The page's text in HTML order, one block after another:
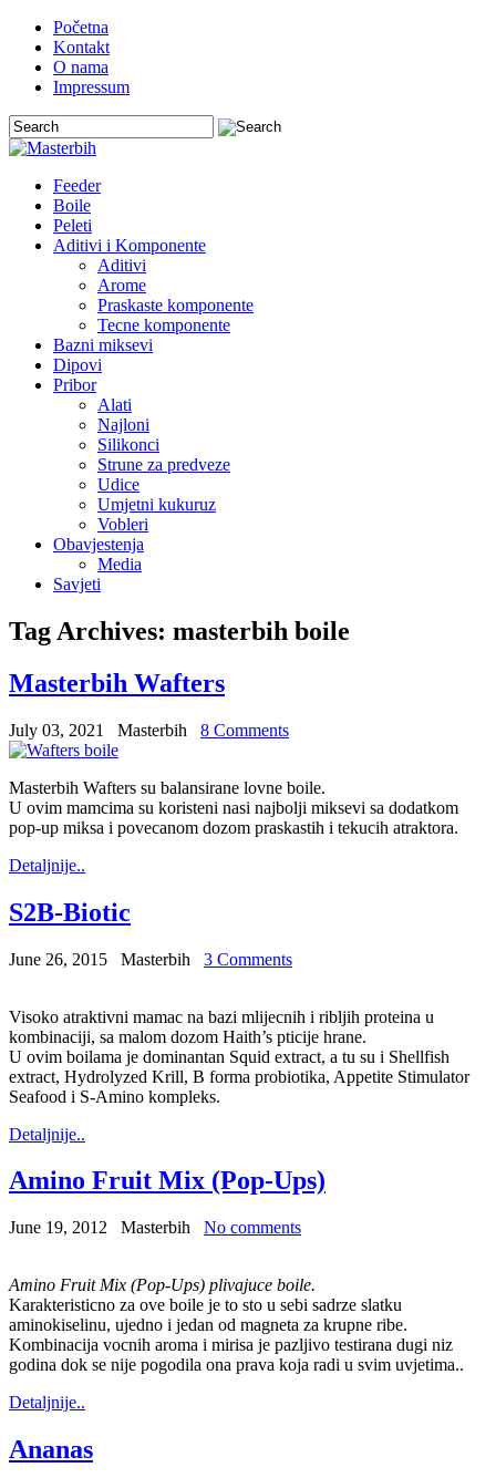
Početna
Kontakt
O nama
Impressum
Feeder
Boile
Peleti
Aditivi i Komponente
Aditivi
Arome
Praskaste komponente
Tecne komponente
Bazni miksevi
Dipovi
Pribor
Alati
Najloni
Silikonci
Strune za predveze
Udice
Umjetni kukuruz
Vobleri
Obavjestenja
Media
Savjeti
Tag Archives: masterbih boile
Masterbih Wafters
July 03, 2021 Masterbih 8 Comments
Masterbih Wafters su balansirane lovne boile.
U ovim mamcima su koristeni nasi najbolji miksevi sa dodatkom
pop-up miksa i povecanom dozom praskastih i tekucih atraktora.
Detaljnije..
S2B-Biotic
June 26, 2015 Masterbih 3 Comments
Visoko atraktivni mamac na bazi mlijecnih i ribljih proteina u
kombinaciji, sa malom dozom Haith’s pticije hrane.
U ovim boilama je dominantan Squid extract, a tu su i Shellfish
extract, Hydrolyzed Krill, B forma probiotika, Appetite Stimulator
Seafood i S-Amino kompleks.
Detaljnije..
Amino Fruit Mix (Pop-Ups)
June 19, 2012 Masterbih No comments
Amino Fruit Mix (Pop-Ups) plivajuce boile.
Karakteristicno za ove boile je to sto u sebi sadrze slatku
aminokiselinu, ujedno i jedan od magneta za krupne ribe.
Kombinacija vocnih aroma i mirisa je pazljivo testirana dugi niz
godina dok se nije pogodila ona prava koja radi u svim uvjetima..
Detaljnije..
Ananas